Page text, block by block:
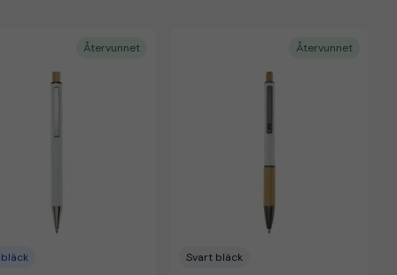
Återvunnet Återvunnet
Svart bläck